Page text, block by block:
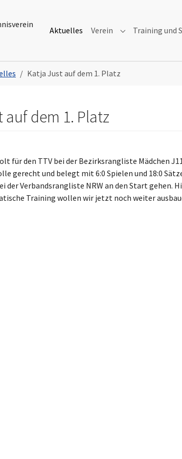
Aktuelles Verein Submenu for
Training und
Katja Just auf dem 1. Platz
auf dem 1. Platz
für den TTV bei der Bezirksrangliste Mädchen
gerecht und belegt mit 6:0 Spielen und 18:0
der Verbandsrangliste NRW an den Start gehen.
Training wollen wir jetzt noch weiter